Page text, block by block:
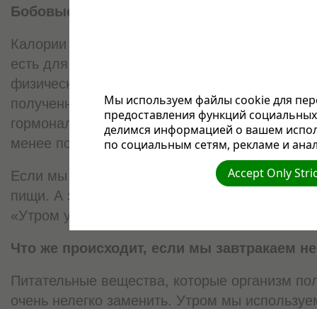
Бобовые
Калории «сгорают», когда организм
есть для правильного обмена веществ. Если
физическая работа выполняются в первую
полученные в это время, «сгорают». Кроме
гормональные процессы и уровень сахара в
менее подвержены стрессам и депрессии.
Если мы не завтракаем, то во время обеда
пищи. А это ведет к увеличению веса. Но
«Утром у меня нет времени завтракать
Что же происходит, если мы завтракаем
Питательные вещества, которые организм
очень нелегко заменить. Утром мы
Мы используем файлы cookie для
предоставления функций
делимся информацией о вашем
по социальным сетям, рекламе и
Accept Only